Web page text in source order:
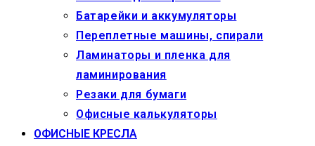
Батарейки и аккумуляторы
Переплетные машины, спирали
Ламинаторы и пленка для
ламинирования
Резаки для бумаги
Офисные калькуляторы
ОФИСНЫЕ КРЕСЛА